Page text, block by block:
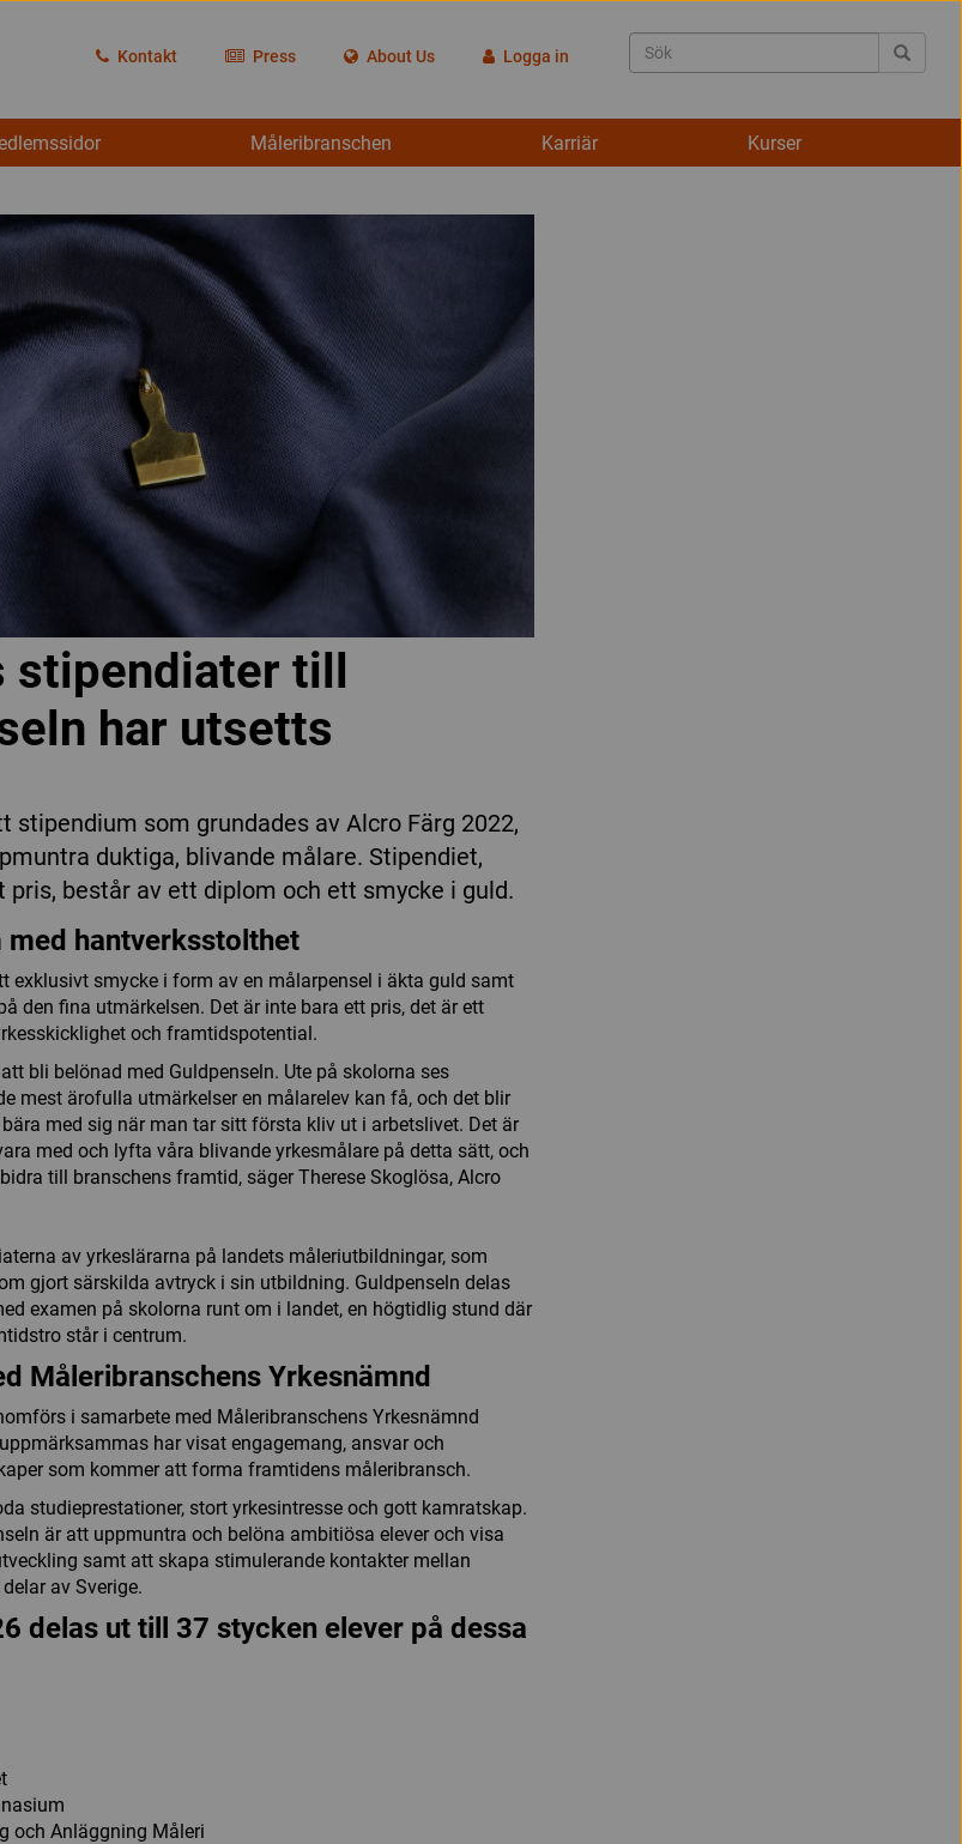
Kontakt Press About Us Logga in
Måleribranschen Karriär Kurser
stipendiater till
har utsetts
stipendium som grundades av Alcro Färg 2022,
duktiga, blivande målare. Stipendiet,
består av ett diplom och ett smycke i guld.
med hantverksstolthet
exklusivt smycke i form av en målarpensel i äkta guld samt
den fina utmärkelsen. Det är inte bara ett pris, det är ett
och framtidspotential.
bli belönad med Guldpenseln. Ute på skolorna ses
mest ärofulla utmärkelser en målar­elev kan få, och det blir
med sig när man tar sitt första kliv ut i arbetslivet. Det är
med och lyfta våra blivande yrkesmålare på detta sätt, och
till branschens framtid, säger Therese Skoglösa, Alcro
av yrkeslärarna på landets måleriutbildningar, som
gjort särskilda avtryck i sin utbildning. Guldpenseln delas
examen på skolorna runt om i landet, en högtidlig stund där
står i centrum.
Måleribranschens Yrkesnämnd
i samarbete med Måleribranschens Yrkesnämnd
har visat engagemang, ansvar och
som kommer att forma framtidens måleribransch.
studieprestationer, stort yrkesintresse och gott kamratskap.
är att uppmuntra och belöna ambitiösa elever och visa
samt att skapa stimulerande kontakter mellan
av Sverige.
delas ut till 37 stycken elever på dessa
och Anläggning Måleri